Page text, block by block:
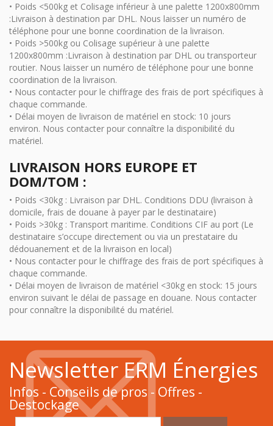
• Poids <500kg et Colisage inférieur à une palette 1200x800mm
:Livraison à destination par DHL. Nous laisser un numéro de
téléphone pour une bonne coordination de la livraison.
• Poids >500kg ou Colisage supérieur à une palette
1200x800mm :Livraison à destination par DHL ou transporteur
routier. Nous laisser un numéro de téléphone pour une bonne
coordination de la livraison.
• Nous contacter pour le chiffrage des frais de port spécifiques à
chaque commande.
• Délai moyen de livraison de matériel en stock: 10 jours
environ. Nous contacter pour connaître la disponibilité du
matériel.
LIVRAISON HORS EUROPE ET
DOM/TOM :
• Poids <30kg : Livraison par DHL. Conditions DDU (livraison à
domicile, frais de douane à payer par le destinataire)
• Poids >30kg : Transport maritime. Conditions CIF au port (Le
destinataire s’occupe directement ou via un prestataire du
dédouanement et de la livraison en local)
• Nous contacter pour le chiffrage des frais de port spécifiques à
chaque commande.
• Délai moyen de livraison de matériel <30kg en stock: 15 jours
environ suivant le délai de passage en douane. Nous contacter
pour connaître la disponibilité du matériel.
Newsletter ERM Énergies
Infos - Conseils de pros - Offres -
Destockage